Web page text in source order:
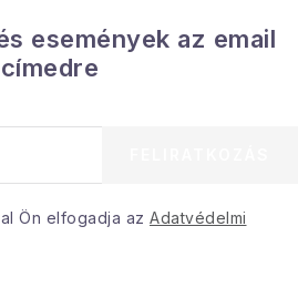
események az email
címedre
Ön elfogadja az Adatvédelmi